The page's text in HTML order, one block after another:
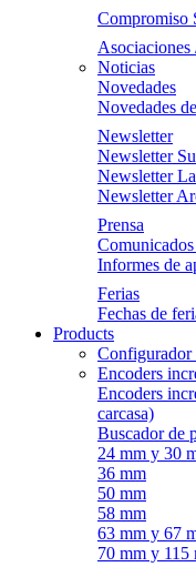
Compromiso
Asociaciones
Noticias
Novedades
Novedades
Newsletter
Newsletter
Newsletter
Newsletter
Prensa
Comunicados
Informes de
Ferias
Fechas de
Products
Configurador
Encoders
Encoders
carcasa)
Buscador de
24 mm y 30
36 mm
50 mm
58 mm
63 mm y 67
70 mm y 115